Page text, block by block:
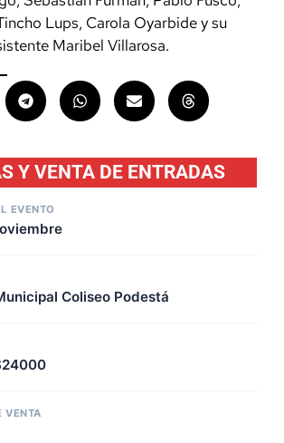
Lups, Carola Oyarbide y su
Maribel Villarosa.
Y VENTA DE ENTRADAS
EVENTO
Coliseo Podestá
VENTA